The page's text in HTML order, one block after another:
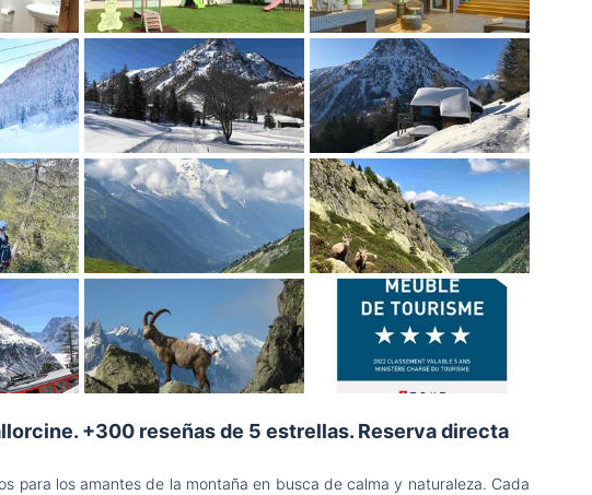
+300 reseñas de 5 estrellas. Reserva directa
para los amantes de la montaña en busca de calma y naturaleza. Cada